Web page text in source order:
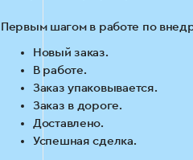
Первым шагом в работе по
Новый заказ.
В работе.
Заказ упаковывается.
Заказ в дороге.
Доставлено.
Успешная сделка.